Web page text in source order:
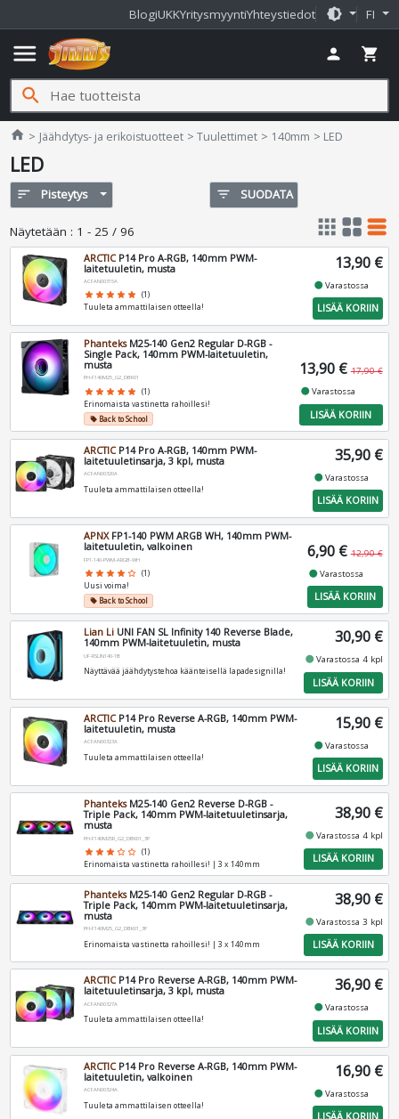
BlogiUKKYritysmyyntiYhteystiedot brightness_medium FI
menu person shopping_cart
search
home Jimms.fi
Jäähdytys- ja erikoistuotteet Tuulettimet 140mm LED
LED
sort Pisteytys filter_list SUODATA
Näytetään : 1 - 25 / 96 apps grid_view table_rows
ARCTICP14 Pro A-RGB, 140mm PWM-
laitetuuletin, musta
ACFAN00315A
star star star star star (1)
Tuuleta ammattilaisen otteella!
13,90 €
fiber_manual_recordVarastossa
LISÄÄ KORIIN
PhanteksM25-140 Gen2 Regular D-RGB -
Single Pack, 140mm PWM-laitetuuletin,
musta
PH-F140M25_G2_DBK01
star star star star star (1)
Erinomaista vastinetta rahoillesi!
local_offerBack to School
13,90 € 17,90 €
fiber_manual_recordVarastossa
LISÄÄ KORIIN
ARCTICP14 Pro A-RGB, 140mm PWM-
laitetuuletinsarja, 3 kpl, musta
ACFAN00320A
Tuuleta ammattilaisen otteella!
35,90 €
fiber_manual_recordVarastossa
LISÄÄ KORIIN
APNXFP1-140 PWM ARGB WH, 140mm PWM-
laitetuuletin, valkoinen
FP1-140-PWM-ARGB-WH
star star star star star_border (1)
Uusi voima!
local_offerBack to School
6,90 € 12,90 €
fiber_manual_recordVarastossa
LISÄÄ KORIIN
Lian Li UNI FAN SL Infinity 140 Reverse Blade,
140mm PWM-laitetuuletin, musta
UF-RSLIN140-1B
Näyttävää jäähdytystehoa käänteisellä lapadesignilla!
30,90 €
fiber_manual_recordVarastossa 4 kpl
LISÄÄ KORIIN
ARCTICP14 Pro Reverse A-RGB, 140mm PWM-
laitetuuletin, musta
ACFAN00323A
Tuuleta ammattilaisen otteella!
15,90 €
fiber_manual_recordVarastossa
LISÄÄ KORIIN
PhanteksM25-140 Gen2 Reverse D-RGB -
Triple Pack, 140mm PWM-laitetuuletinsarja,
musta
PH-F140M25R_G2_DBK01_3P
star star star star_border star_border (1)
Erinomaista vastinetta rahoillesi! | 3 x 140mm
38,90 €
fiber_manual_recordVarastossa 4 kpl
LISÄÄ KORIIN
PhanteksM25-140 Gen2 Regular D-RGB -
Triple Pack, 140mm PWM-laitetuuletinsarja,
musta
PH-F140M25_G2_DBK01_3P
Erinomaista vastinetta rahoillesi! | 3 x 140mm
38,90 €
fiber_manual_recordVarastossa 3 kpl
LISÄÄ KORIIN
ARCTICP14 Pro Reverse A-RGB, 140mm PWM-
laitetuuletinsarja, 3 kpl, musta
ACFAN00327A
Tuuleta ammattilaisen otteella!
36,90 €
fiber_manual_recordVarastossa
LISÄÄ KORIIN
ARCTICP14 Pro Reverse A-RGB, 140mm PWM-
laitetuuletin, valkoinen
ACFAN00324A
Tuuleta ammattilaisen otteella!
16,90 €
fiber_manual_recordVarastossa
LISÄÄ KORIIN